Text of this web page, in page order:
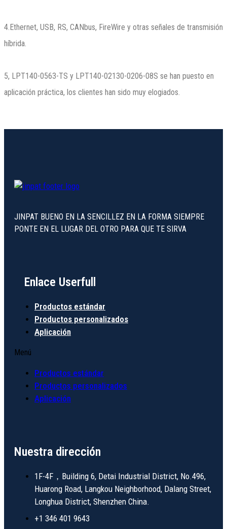
4.Ethernet, USB, RS, CANbus, FireWire y otras señales de transmisión
híbrida.
5, LPT140-0563-TS y LPT140-02130-0206-08S se han puesto en
aplicación práctica, los clientes han sido muy elogiados.
JINPAT BUENO EN LA SENCILLEZ EN LA FORMA SIEMPRE
PONTE EN EL LUGAR DEL OTRO PARA QUE TE SIRVA
Enlace Userfull
Productos estándar
Productos personalizados
Aplicación
Menú
Productos estándar
Productos personalizados
Aplicación
Nuestra dirección
1F-4F，Building 6, Detai Industrial District, No.496,
Huarong Road, Langkou Neighborhood, Dalang Street,
Longhua District, Shenzhen China.
+1 346 401 9643